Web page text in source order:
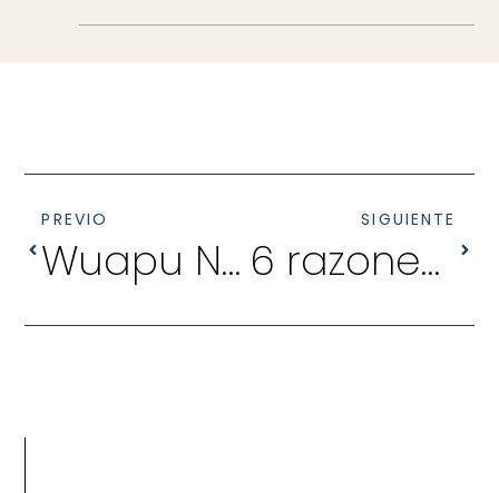
PREVIO
Wuapu Naturcorn & Naturgrind: qué arena elegir para tu gato
SIGUIENTE
6 razones por las que la cubeta Hop In de Savic mejora la higiene y la privacidad de los gatos